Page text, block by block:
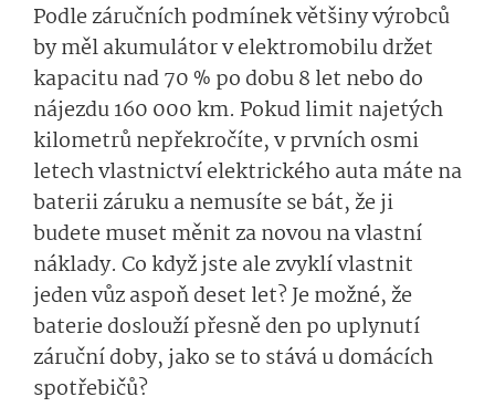
Podle záručních podmínek většiny výrobců
by měl akumulátor v elektromobilu držet
kapacitu nad 70 % po dobu 8 let nebo do
nájezdu 160 000 km. Pokud limit najetých
kilometrů nepřekročíte, v prvních osmi
letech vlastnictví elektrického auta máte na
baterii záruku a nemusíte se bát, že ji
budete muset měnit za novou na vlastní
náklady. Co když jste ale zvyklí vlastnit
jeden vůz aspoň deset let? Je možné, že
baterie doslouží přesně den po uplynutí
záruční doby, jako se to stává u domácích
spotřebičů?